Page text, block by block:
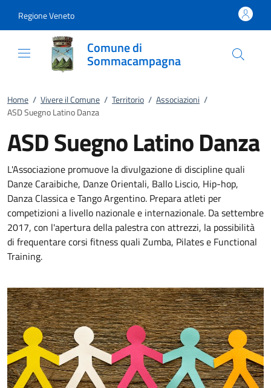
Regione Veneto
Comune di
Sommacampagna
Home / Vivere il Comune / Territorio / Associazioni /
ASD Suegno Latino Danza
ASD Suegno Latino Danza
L'Associazione promuove la divulgazione di discipline quali
Danze Caraibiche, Danze Orientali, Ballo Liscio, Hip-hop,
Danza Classica e Tango Argentino. Prepara atleti per
competizioni a livello nazionale e internazionale. Da settembre
2017, con l'apertura della palestra con attrezzi, la possibilità
di frequentare corsi fitness quali Zumba, Pilates e Functional
Training.